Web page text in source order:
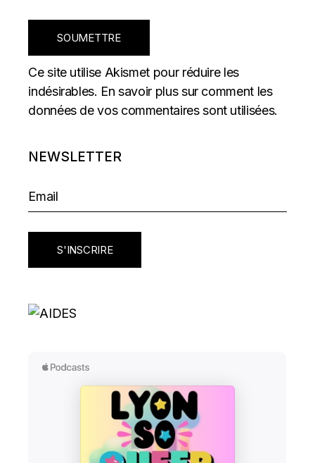
SOUMETTRE
Ce site utilise Akismet pour réduire les
indésirables. En savoir plus sur comment les
données de vos commentaires sont utilisées.
NEWSLETTER
S'INSCRIRE